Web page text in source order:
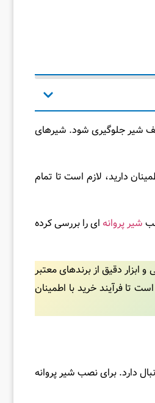
شیر جلوگیری شود. شیرهای
دارید، لازم است تا تمام
شیر پروانه ای را بررسی کرده
دقیق از برندهای معتبر
تا فرآیند خرید با اطمینان
دارد. برای نصب شیر پروانه